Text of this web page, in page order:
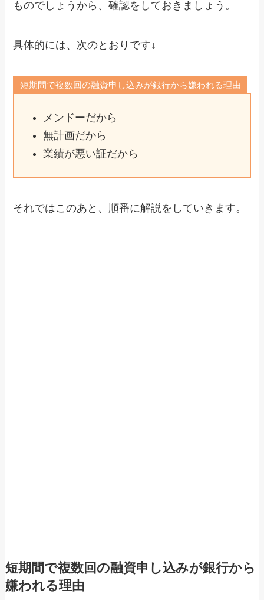
ものでしょうから、確認をしておきましょう。
具体的には、次のとおりです↓
短期間で複数回の融資申し込みが銀行から嫌われる理由
メンドーだから
無計画だから
業績が悪い証だから
それではこのあと、順番に解説をしていきます。
短期間で複数回の融資申し込みが銀行から
嫌われる理由